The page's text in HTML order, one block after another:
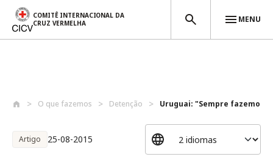
COMITÊ INTERNACIONAL DA
CRUZ VERMELHA
MENU
O que fazemos Detenção Uruguai: "Sempre fazemos
Artigo 25-08-2015